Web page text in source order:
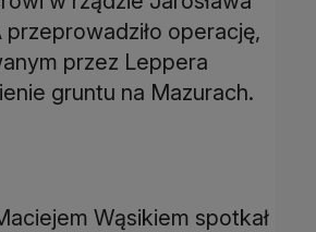
operację,
przez Leppera
gruntu na Mazurach.
Wąsikiem spotkał